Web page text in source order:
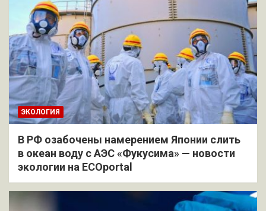
ЭКОЛОГИЯ
В РФ озабочены намерением Японии слить
в океан воду с АЭС «Фукусима» — новости
экологии на ECOportal